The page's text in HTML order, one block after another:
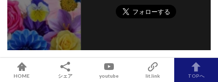
Prev
HOME シェア youtube lit.link TOPへ